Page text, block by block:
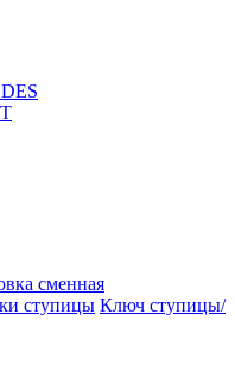
сменная
Ключ ступицы/